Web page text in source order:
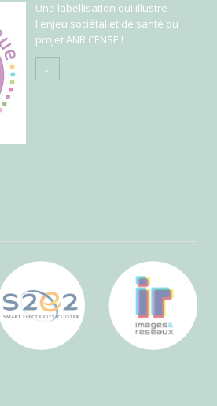
Une labellisation qui illustre
l'enjeu sociétal et de santé du
projet ANR CENSE !
...